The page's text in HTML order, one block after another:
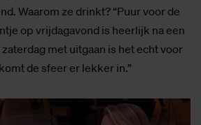
Waarom ze drinkt? “Puur voor de
op vrijdagavond is heerlijk na een
met uitgaan is het echt voor
de sfeer er lekker in.”